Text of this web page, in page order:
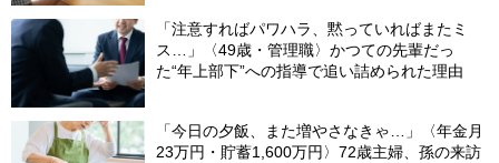
「注意すればパワハラ、黙っていればまたミ
ス…」〈49歳・管理職〉かつての先輩だっ
た“年上部下”への指導で追い詰められた理由
「今日の夕飯、また増やさなきゃ…」〈年金月
23万円・貯蓄1,600万円〉72歳主婦、孫の来訪